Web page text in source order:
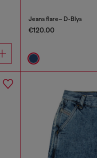
Jeans flare– D-Blys
€120.00